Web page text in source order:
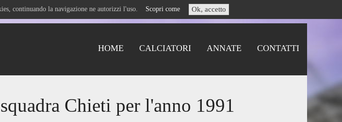
continuando la navigazione ne autorizzi l'uso. Scopri come Ok, accetto
HOME CALCIATORI ANNATE CONTATTI
Chieti per l'anno 1991